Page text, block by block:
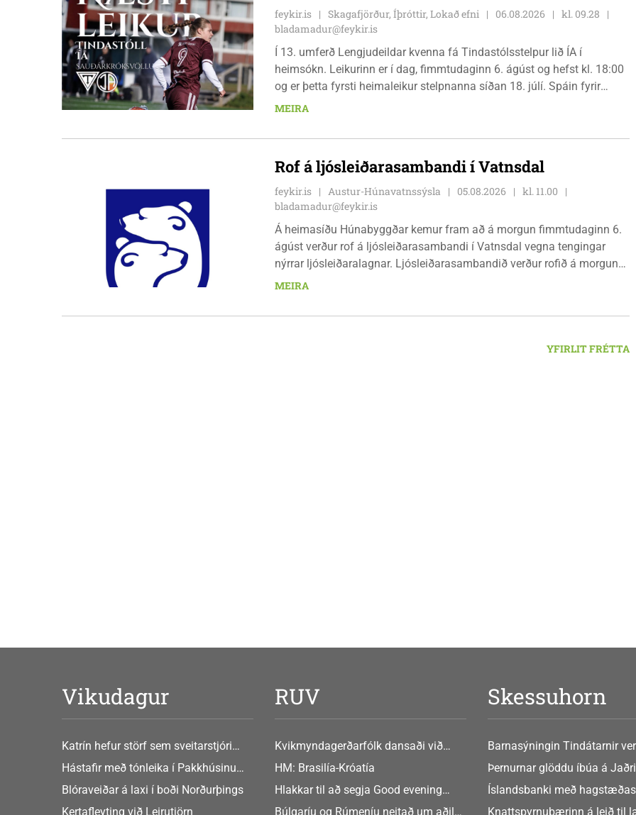
feykir.is Skagafjörður, Íþróttir, Lokað efni 06.08.2026
kl. 09.28
bladamadur@feykir.is
Í 13. umferð Lengjudeildar kvenna fá Tindastólsstelpur lið ÍA í
heimsókn. Leikurinn er í dag, fimmtudaginn 6. ágúst og hefst kl. 18:00
og er þetta fyrsti heimaleikur stelpnanna síðan 18. júlí. Spáin fyrir
leikinn er fín, lítil háttar rigning og tíu gráðu hiti, þannig að það er um
MEIRA
Rof á ljósleiðarasambandi í Vatnsdal
feykir.is Austur-Húnavatnssýsla 05.08.2026
kl. 11.00
bladamadur@feykir.is
Á heimasíðu Húnabyggðar kemur fram að á morgun fimmtudaginn 6.
ágúst verður rof á ljósleiðarasambandi í Vatnsdal vegna tengingar
nýrrar ljósleiðaralagnar. Ljósleiðarasambandið verður rofið á morgun
fimmtudag klukkan 9:00 í vestanverðum Vatnsdal.
MEIRA
YFIRLIT FRÉTTA
Vikudagur
Katrín hefur störf sem sveitarstjóri
Þingeyjarsveitar
Hástafir með tónleika í Pakkhúsinu
Hafnarstræti 19
Blóraveiðar á laxi í boði Norðurþings
Kertafleyting við Leirutjörn
RUV
Kvikmyndagerðarfólk dansaði við
GusGus
HM: Brasilía-Króatía
Hlakkar til að segja Good evening
Europe
Búlgaríu og Rúmeníu neitað um aðild
Skessuhorn
Barnasýningin Tindátarnir
Bókasafni Akraness í dag ?
eftir Soffíu Björg
Þernurnar glöddu íbúa á Jaðri
Íslandsbanki með
tilboðið
Knattspyrnubærinn á leið til